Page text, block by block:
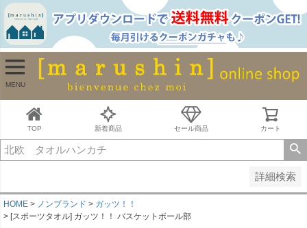
MENU
TOP 新着商品 セール商品 カート
詳細検索
並び順
新着順
古い順
価格が安い順
価格が高い順
キーワードヒット順
HOME ノンブランド
ガッツ！！
[スポーツタオル] ガッツ！！ バスケットボール部